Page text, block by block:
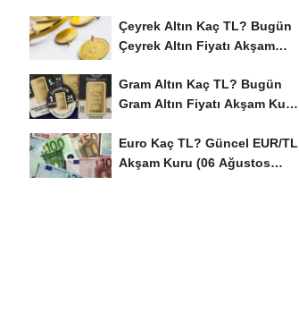
Çeyrek Altın Kaç TL? Bugün
Çeyrek Altın Fiyatı Akşam
Gram Altın Kaç TL? Bugün
Gram Altın Fiyatı Akşam Kuru
Euro Kaç TL? Güncel EUR/TL
Akşam Kuru (06 Ağustos